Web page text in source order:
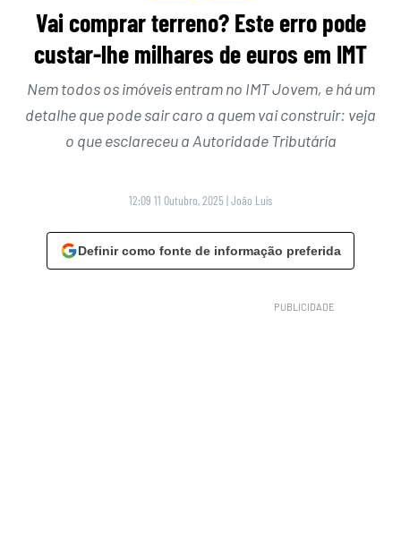
Vai comprar terreno? Este erro pode
custar-lhe milhares de euros em IMT
Nem todos os imóveis entram no IMT Jovem, e há um
detalhe que pode sair caro a quem vai construir: veja
o que esclareceu a Autoridade Tributária
12:09 11 Outubro, 2025 |João Luís
Definir como fonte de informação preferida